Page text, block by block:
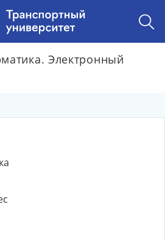
Электронный